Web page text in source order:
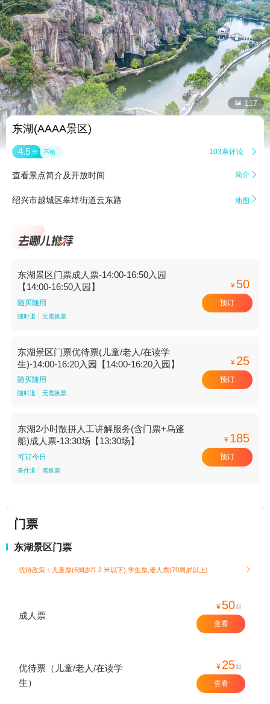
 117
东湖(AAAA景区)
4.5 分 不错 103条评论 
查看景点简介及开放时间 简介 
绍兴市越城区皋埠街道云东路 地图 
东湖景区门票成人票-14:00-16:50入园
【14:00-16:50入园】
随买随用
随时退 无需换票
¥ 50
预订
东湖景区门票优待票(儿童/老人/在读学
生)-14:00-16:20入园【14:00-16:20入园】
随买随用
随时退 无需换票
¥ 25
预订
东湖2小时散拼人工讲解服务(含门票+乌篷
船)成人票-13:30场【13:30场】
可订今日
条件退 需换票
¥ 185
预订
门票
东湖景区门票
优待政策：儿童票(6周岁/1.2 米以下),学生票,老人票(70周岁以上) 
成人票
¥ 50起
查看
优待票（儿童/老人/在读学
生）
¥ 25起
查看
